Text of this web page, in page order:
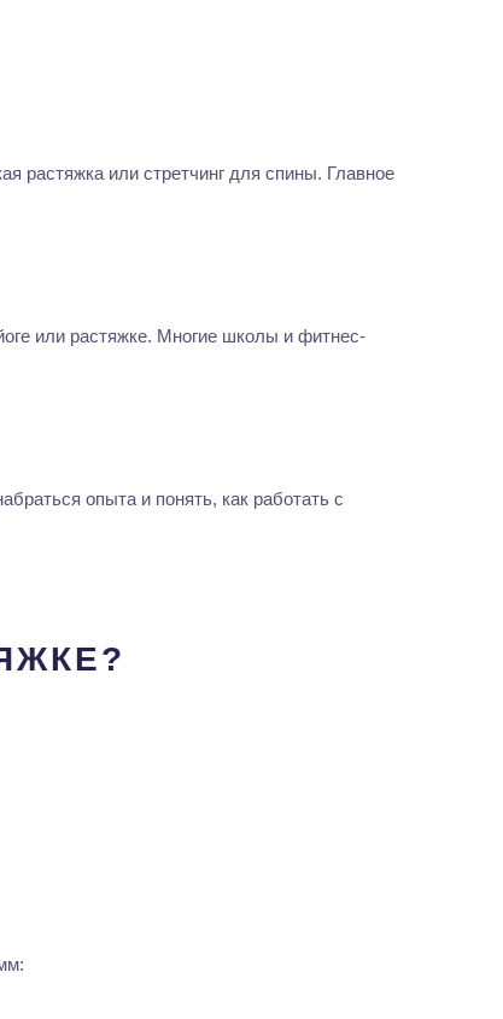
растяжка или стретчинг для спины. Главное
или растяжке. Многие школы и фитнес-
опыта и понять, как работать с